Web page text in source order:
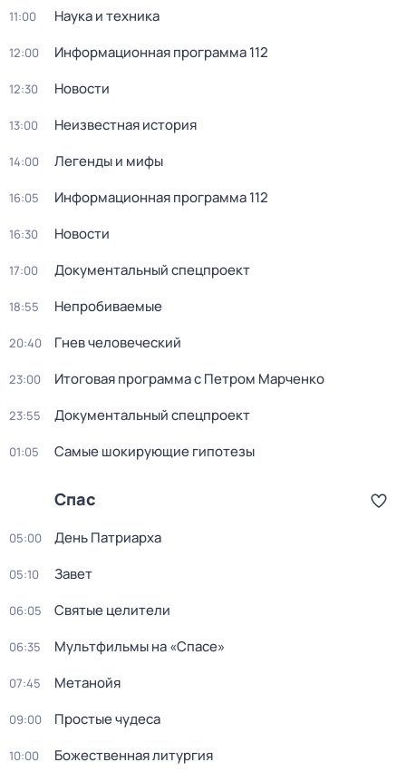
11:00 Наука и техника
12:00 Информационная программа 112
12:30 Новости
13:00 Неизвестная история
14:00 Легенды и мифы
16:05 Информационная программа 112
16:30 Новости
17:00 Документальный спецпроект
18:55 Непробиваемые
20:40 Гнев человеческий
23:00 Итоговая программа с Петром Марченко
23:55 Документальный спецпроект
01:05 Самые шoкиpующие гипотезы
Спас
05:00 День Патриарха
05:10 Завет
06:05 Святые целители
06:35 Мультфильмы на «Спасе»
07:45 Метанойя
09:00 Простые чудеса
10:00 Божeственная литуpгия